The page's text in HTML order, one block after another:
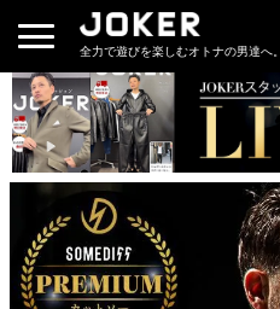
全力で遊びを楽しむオトナの男達へ。